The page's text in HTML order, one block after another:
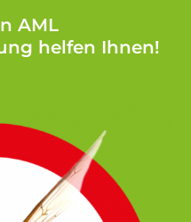
AML
helfen Ihnen!